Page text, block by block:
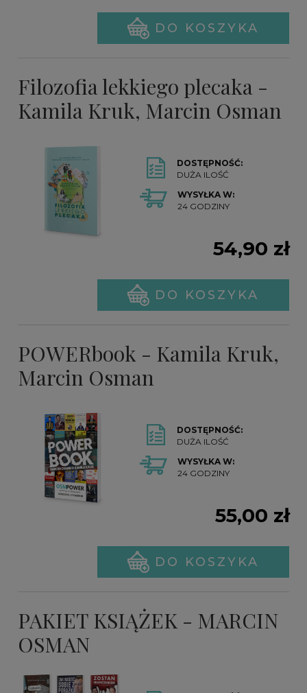
DO KOSZYKA
Filozofia lekkiego plecaka -
Kamila Kruk, Marcin Osman
DOSTĘPNOŚĆ:
DUŻA ILOŚĆ
WYSYŁKA W:
24 GODZINY
54,90 zł
DO KOSZYKA
POWERbook - Kamila Kruk,
Marcin Osman
DOSTĘPNOŚĆ:
DUŻA ILOŚĆ
WYSYŁKA W:
24 GODZINY
55,00 zł
DO KOSZYKA
PAKIET KSIĄŻEK - MARCIN
OSMAN